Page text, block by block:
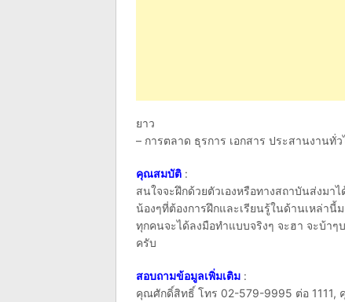
ยาว
– การตลาด ธุรการ เอกสาร ประสานงานทั่
คุณสมบัติ :
สนใจจะฝึกด้วยตัวเองหรือทางสถาบันส่งม
น้องๆที่ต้องการฝึกและเรียนรู้ในด้านเหล่านี้
ทุกคนจะได้ลงมือทำแบบจริงๆ จะฮา จะบ้าๆ
ครับ
สอบถามข้อมูลเพิ่มเติม :
คุณศักดิ์สิทธิ์ โทร 02-579-9995 ต่อ 1111,